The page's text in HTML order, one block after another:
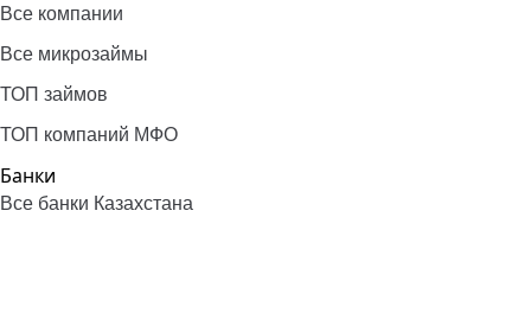
Все компании
Все микрозаймы
ТОП займов
ТОП компаний МФО
Банки
Все банки Казахстана